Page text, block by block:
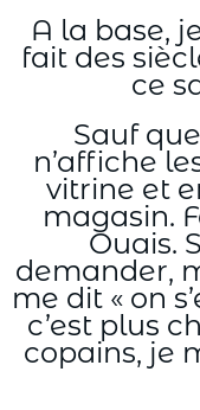
A la base,
fait des
ce
Sauf
n’affiche
vitrine et
magasin.
Ouais.
demander,
me dit « on
c’est plus
copains, je